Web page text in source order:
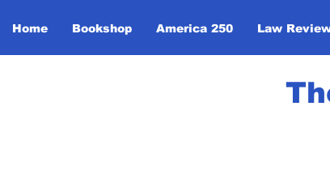
Home Bookshop America 250 Law